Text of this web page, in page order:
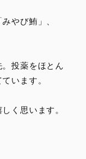
やび鮪」、
投薬をほとん
います。
く思います。